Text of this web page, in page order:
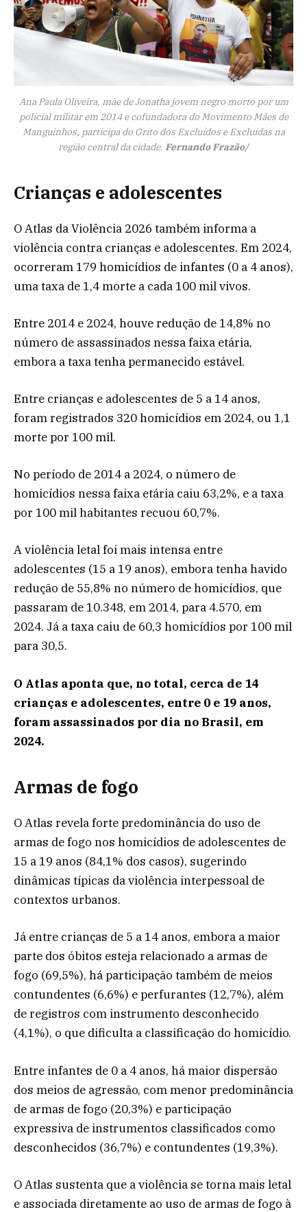
Ana Paula Oliveira, mãe de Jonatha jovem negro morto por um
policial militar em 2014 e cofundadora do Movimento Mães de
Manguinhos, participa do Grito dos Excluídos e Excluídas na
região central da cidade. Fernando Frazão/
Crianças e adolescentes
O Atlas da Violência 2026 também informa a
violência contra crianças e adolescentes. Em 2024,
ocorreram 179 homicídios de infantes (0 a 4 anos),
uma taxa de 1,4 morte a cada 100 mil vivos.
Entre 2014 e 2024, houve redução de 14,8% no
número de assassinados nessa faixa etária,
embora a taxa tenha permanecido estável.
Entre crianças e adolescentes de 5 a 14 anos,
foram registrados 320 homicídios em 2024, ou 1,1
morte por 100 mil.
No período de 2014 a 2024, o número de
homicídios nessa faixa etária caiu 63,2%, e a taxa
por 100 mil habitantes recuou 60,7%.
A violência letal foi mais intensa entre
adolescentes (15 a 19 anos), embora tenha havido
redução de 55,8% no número de homicídios, que
passaram de 10.348, em 2014, para 4.570, em
2024. Já a taxa caiu de 60,3 homicídios por 100 mil
para 30,5.
O Atlas aponta que, no total, cerca de 14
crianças e adolescentes, entre 0 e 19 anos,
foram assassinados por dia no Brasil, em
2024.
Armas de fogo
O Atlas revela forte predominância do uso de
armas de fogo nos homicídios de adolescentes de
15 a 19 anos (84,1% dos casos), sugerindo
dinâmicas típicas da violência interpessoal de
contextos urbanos.
Já entre crianças de 5 a 14 anos, embora a maior
parte dos óbitos esteja relacionado a armas de
fogo (69,5%), há participação também de meios
contundentes (6,6%) e perfurantes (12,7%), além
de registros com instrumento desconhecido
(4,1%), o que dificulta a classificação do homicídio.
Entre infantes de 0 a 4 anos, há maior dispersão
dos meios de agressão, com menor predominância
de armas de fogo (20,3%) e participação
expressiva de instrumentos classificados como
desconhecidos (36,7%) e contundentes (19,3%).
O Atlas sustenta que a violência se torna mais letal
e associada diretamente ao uso de armas de fogo à